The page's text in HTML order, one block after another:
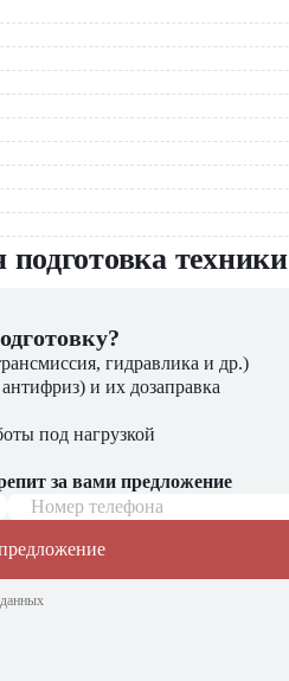
техники
гидравлика и др.)
и их дозаправка
под нагрузкой
за вами предложение
Номер телефона